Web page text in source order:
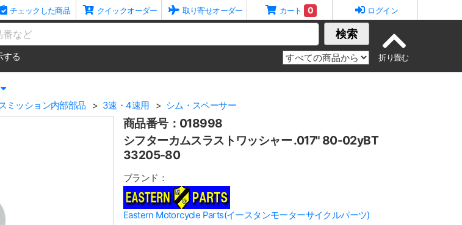
チェックした商品 クイックオーダー 取り寄せオーダー カート 0 ログイン
検索
する
ミッション内部部品 3速・4速用 シム・スペーサー
商品番号：018998
シフターカムスラストワッシャー .017" 80-02yBT
33205-80
ブランド：
Eastern Motorcycle Parts(イースタンモーターサイクルパーツ)